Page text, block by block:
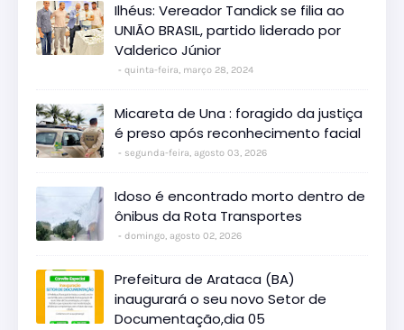
Ilhéus: Vereador Tandick se filia ao
UNIÃO BRASIL, partido liderado por
Valderico Júnior
quinta-feira, março 28, 2024
Micareta de Una : foragido da justiça
é preso após reconhecimento facial
segunda-feira, agosto 03, 2026
Idoso é encontrado morto dentro de
ônibus da Rota Transportes
domingo, agosto 02, 2026
Prefeitura de Arataca (BA)
inaugurará o seu novo Setor de
Documentação,dia 05